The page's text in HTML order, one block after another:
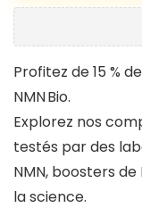
Profitez de 15 %
NMN Bio.
Explorez nos
testés par des
NMN, boosters
la science.